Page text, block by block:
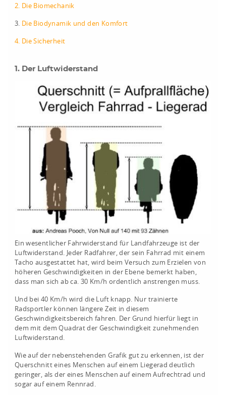
2. Die Biomechanik
3. Die Biodynamik und den Komfort
4. Die Sicherheit
1. Der Luftwiderstand
Ein wesentlicher Fahrwiderstand für Landfahrzeuge ist der
Luftwiderstand. Jeder Radfahrer, der sein Fahrrad mit einem
Tacho ausgestattet hat, wird beim Versuch zum Erzielen von
höheren Geschwindigkeiten in der Ebene bemerkt haben,
dass man sich ab ca. 30 Km/h ordentlich anstrengen muss.
Und bei 40 Km/h wird die Luft knapp. Nur trainierte
Radsportler können längere Zeit in diesem
Geschwindigkeitsbereich fahren. Der Grund hierfür liegt in
dem mit dem Quadrat der Geschwindigkeit zunehmenden
Luftwiderstand.
Wie auf der nebenstehenden Grafik gut zu erkennen, ist der
Querschnitt eines Menschen auf einem Liegerad deutlich
geringer, als der eines Menschen auf einem Aufrechtrad und
sogar auf einem Rennrad.